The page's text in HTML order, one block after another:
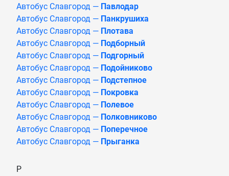
Автобус Славгород — Павлодар
Автобус Славгород — Панкрушиха
Автобус Славгород — Плотава
Автобус Славгород — Подборный
Автобус Славгород — Подгорный
Автобус Славгород — Подойниково
Автобус Славгород — Подстепное
Автобус Славгород — Покровка
Автобус Славгород — Полевое
Автобус Славгород — Полковниково
Автобус Славгород — Поперечное
Автобус Славгород — Прыганка
Р